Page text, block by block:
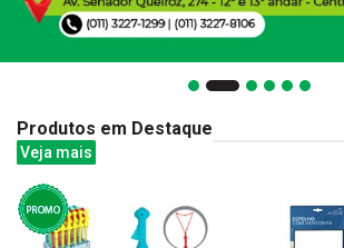
Produtos em Destaque
Veja mais